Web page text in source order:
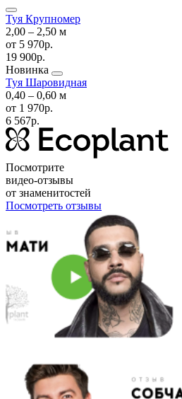
Туя Крупномер
2,00 ‒ 2,50 м
от 5 970р.
19 900р.
Новинка
Туя Шаровидная
0,40 ‒ 0,60 м
от 1 970р.
6 567р.
Посмотрите
видео-отзывы
от знаменитостей
Посмотреть отзывы